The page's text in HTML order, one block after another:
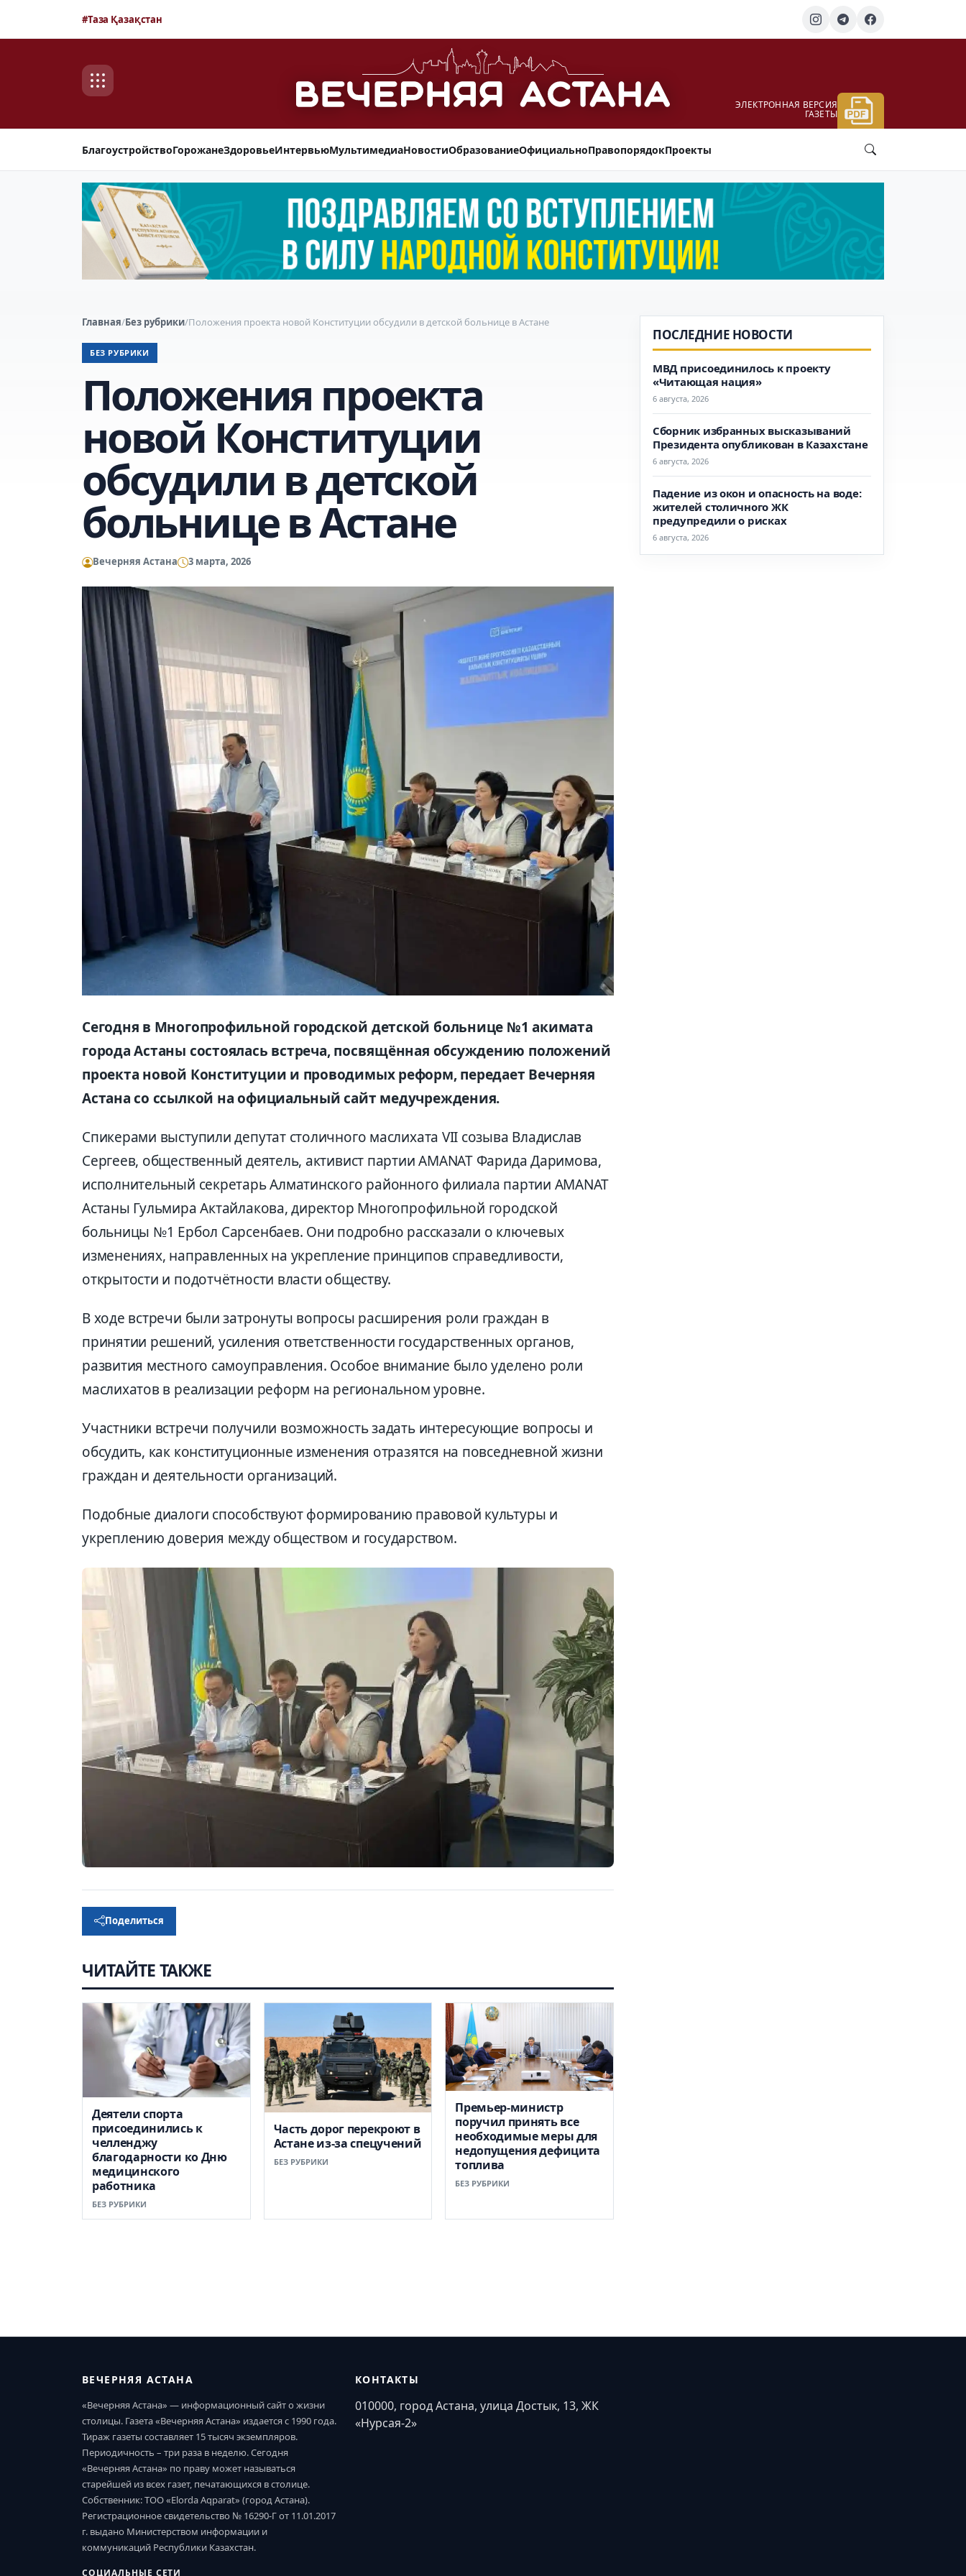
#Таза Қазақстан
ЭЛЕКТРОННАЯ ВЕРСИЯ
ГАЗЕТЫ
БлагоустройствоГорожанеЗдоровьеИнтервьюМультимедиаНовостиОбразованиеОфициальноПравопорядокПроекты
Главная/Без рубрики/Положения проекта новой Конституции обсудили в детской больнице в Астане
БЕЗ РУБРИКИ
Положения проекта
новой Конституции
обсудили в детской
больнице в Астане
Вечерняя Астана 3 марта, 2026
Сегодня в Многопрофильной городской детской больнице №1 акимата
города Астаны состоялась встреча, посвящённая обсуждению положений
проекта новой Конституции и проводимых реформ, передает Вечерняя
Астана со ссылкой на официальный сайт медучреждения.
Спикерами выступили депутат столичного маслихата VII созыва Владислав
Сергеев, общественный деятель, активист партии AMANAT Фарида Даримова,
исполнительный секретарь Алматинского районного филиала партии AMANAT
Астаны Гульмира Актайлакова, директор Многопрофильной городской
больницы №1 Ербол Сарсенбаев. Они подробно рассказали о ключевых
изменениях, направленных на укрепление принципов справедливости,
открытости и подотчётности власти обществу.
В ходе встречи были затронуты вопросы расширения роли граждан в
принятии решений, усиления ответственности государственных органов,
развития местного самоуправления. Особое внимание было уделено роли
маслихатов в реализации реформ на региональном уровне.
Участники встречи получили возможность задать интересующие вопросы и
обсудить, как конституционные изменения отразятся на повседневной жизни
граждан и деятельности организаций.
Подобные диалоги способствуют формированию правовой культуры и
укреплению доверия между обществом и государством.
Поделиться
ЧИТАЙТЕ ТАКЖЕ
Деятели спорта
присоединились к
челленджу
благодарности ко Дню
медицинского
работника
БЕЗ РУБРИКИ
Часть дорог перекроют в
Астане из-за спецучений
БЕЗ РУБРИКИ
Премьер-министр
поручил принять все
необходимые меры для
недопущения дефицита
топлива
БЕЗ РУБРИКИ
ПОСЛЕДНИЕ НОВОСТИ
МВД присоединилось к проекту
«Читающая нация»
6 августа, 2026
Сборник избранных высказываний
Президента опубликован в Казахстане
6 августа, 2026
Падение из окон и опасность на воде:
жителей столичного ЖК
предупредили о рисках
6 августа, 2026
ВЕЧЕРНЯЯ АСТАНА
«Вечерняя Астана» — информационный сайт о жизни
столицы. Газета «Вечерняя Астана» издается с 1990 года.
Тираж газеты составляет 15 тысяч экземпляров.
Периодичность – три раза в неделю. Сегодня
«Вечерняя Астана» по праву может называться
старейшей из всех газет, печатающихся в столице.
Собственник: ТОО «Elorda Aqparat» (город Астана).
Регистрационное свидетельство № 16290-Г от 11.01.2017
г. выдано Министерством информации и
коммуникаций Республики Казахстан.
СОЦИАЛЬНЫЕ СЕТИ
КОНТАКТЫ
010000, город Астана, улица Достык, 13, ЖК
«Нурсая-2»